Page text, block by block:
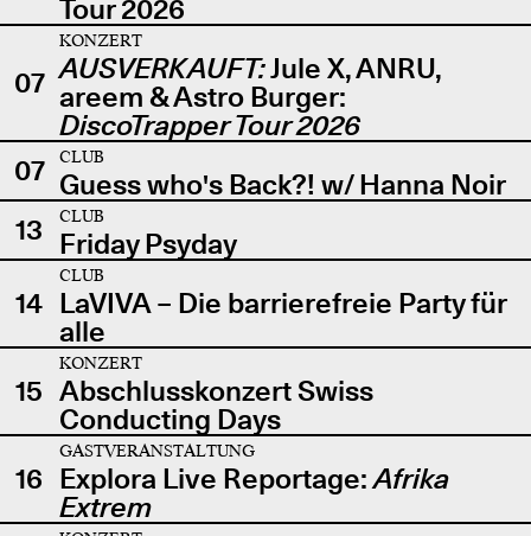
Tour 2026
07
KONZERT
AUSVERKAUFT:Jule X, ANRU,
areem & Astro Burger:
DiscoTrapper Tour 2026
07
CLUB
Guess who's Back?! w/ Hanna Noir
13
CLUB
Friday Psyday
14
CLUB
LaVIVA – Die barrierefreie Party für
alle
15
KONZERT
Abschlusskonzert Swiss
Conducting Days
16
GASTVERANSTALTUNG
Explora Live Reportage:Afrika
Extrem